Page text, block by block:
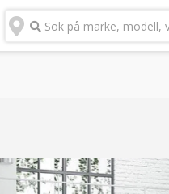
Sök på märke, modell,